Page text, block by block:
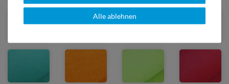
Alle ablehnen